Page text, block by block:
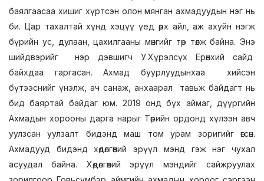
баялгаасаа хишиг хүртсэн олон мянган ахмадуудын нэг нь
би. Цар тахалтай хүнд хэцүү үед өрх айл, аж ахуйн нэгж
бүрийн ус, дулаан, цахилгааны мөнгийг төр төлж байна. Энэ
шийдвэрийг нэр дэвшигч У.Хүрэлсүх Ерөнхий сайд
байхдаа гаргасан. Ахмад буурлуудынхаа хийсэн
бүтээснийг үнэлж, ач санаж, анхаарал тавьж байдагт нь
бид баяртай байдаг юм. 2019 онд бүх аймаг, дүүргийн
Ахмадын хорооны дарга нарыг Төрийн ордонд хүлээн авч
уулзсан уулзалт бидэнд маш том урам зоригийг өгсөн.
Ахмадууд бидэнд хөдөлгөөний эрүүл мэнд гэж нэг чухал
асуудал байна. Хөдөлгөөний эрүүл мэндийг сайжруулах